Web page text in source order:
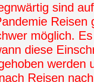
sind
Reisen
möglich.
diese
werden
Reisen